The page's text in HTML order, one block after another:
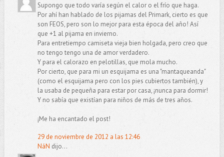
Supongo que todo varía según el calor o el frío que haga.
Por ahí han hablado de los pijamas del Primark, cierto es que
son FEOS, pero son lo mejor para esta época del año! Así
que +1 al pijama en invierno.
Para entretiempo camiseta vieja bien holgada, pero creo que
no tengo tengo una de amor verdadero.
Y para el calorazo en pelotillas, que mola mucho.
Por cierto, que para mi un esquijama es una "mantaqueanda"
(como el esquijama pero con los pies cubiertos también), y
la usaba de pequeña para estar por casa, ¡nunca para dormir!
Y no sabía que existían para niños de más de tres años.
¡Me ha encantado el post!
29 de noviembre de 2012 a las 12:46
NáN dijo...